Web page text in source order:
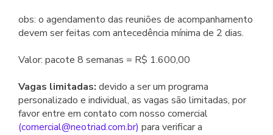
obs: o agendamento das reuniões de acompanhamento
devem ser feitas com antecedência mínima de 2 dias.
Valor: pacote 8 semanas = R$ 1.600,00
Vagas limitadas: devido a ser um programa
personalizado e individual, as vagas são limitadas, por
favor entre em contato com nosso comercial
(comercial@neotriad.com.br) para verificar a